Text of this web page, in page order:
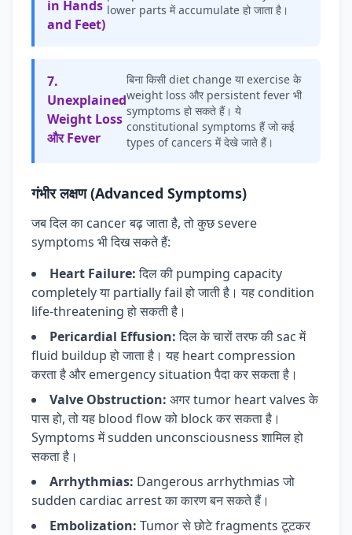
in Hands
and Feet)
lower parts में accumulate हो जाता है।
7.
Unexplained
Weight Loss
और Fever
बिना किसी diet change या exercise के
weight loss और persistent fever भी
symptoms हो सकते हैं। ये
constitutional symptoms हैं जो कई
types of cancers में देखे जाते हैं।
गंभीर लक्षण (Advanced Symptoms)
जब दिल का cancer बढ़ जाता है, तो कुछ severe
symptoms भी दिख सकते हैं:
Heart Failure:दिल की pumping capacity
completely या partially fail हो जाती है। यह condition
life-threatening हो सकती है।
Pericardial Effusion:दिल के चारों तरफ की sac में
fluid buildup हो जाता है। यह heart compression
करता है और emergency situation पैदा कर सकता है।
Valve Obstruction: अगर tumor heart valves के
पास हो, तो यह blood flow को block कर सकता है।
Symptoms में sudden unconsciousness शामिल हो
सकता है।
Arrhythmias: Dangerous arrhythmias जो
sudden cardiac arrest का कारण बन सकते हैं।
Embolization: Tumor से छोटे fragments टूटकर